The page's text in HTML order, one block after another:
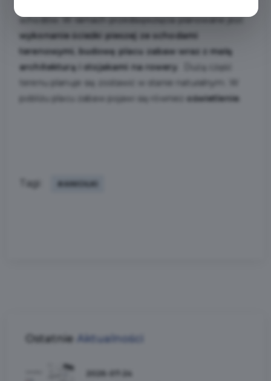
schodów. W ramach przedsięwzięcia planowane jest
wykonanie ścieżki pieszej ze schodami
terenowymi, budowę placu zabaw wraz z małą
architekturą i stojakami na rowery . Dużą część
terenu planuje się zostawić w stanie naturalnym. W
pobliżu placu zabaw pojawi się również oświetlenie
Tagi: #ANIOŁKI
Ostatnie Aktualności